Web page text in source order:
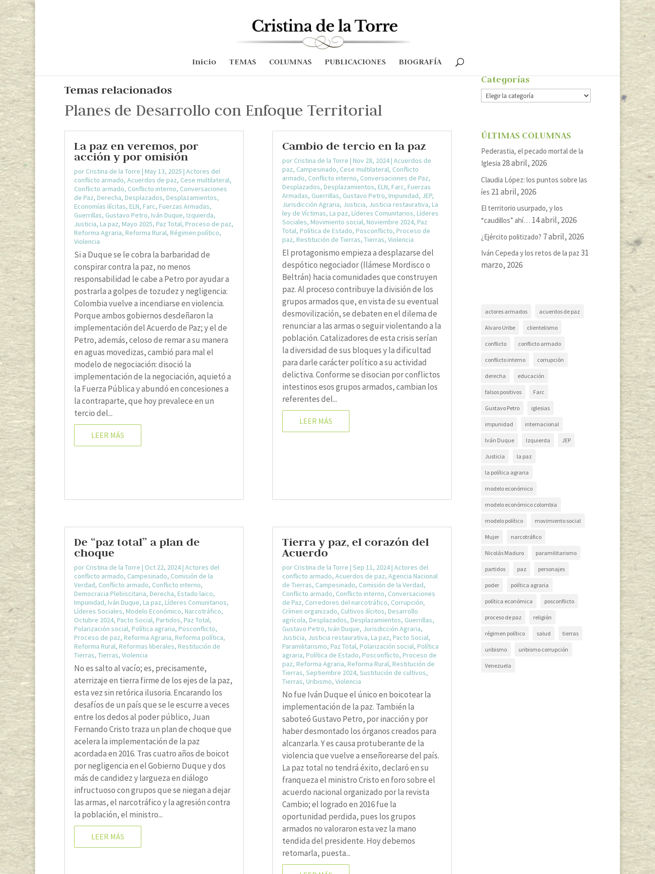
Inicio TEMAS COLUMNAS PUBLICACIONES BIOGRAFÍA
Temas relacionados
Planes de Desarrollo con Enfoque Territorial
La paz en veremos, por
acción y por omisión
por Cristina de la Torre | May 13, 2025 | Actores del
conflicto armado, Acuerdos de paz, Cese multilateral,
Conflicto armado, Conflicto interno, Conversaciones
de Paz, Derecha, Desplazados, Desplazamientos,
Economías ilícitas, ELN, Farc, Fuerzas Armadas,
Guerrillas, Gustavo Petro, Iván Duque, Izquierda,
Justicia, La paz, Mayo 2025, Paz Total, Proceso de paz,
Reforma Agraria, Reforma Rural, Régimen político,
Violencia
Si a Duque se le cobra la barbaridad de
conspirar contra la paz, no menos
responsabilidad le cabe a Petro por ayudar a
postrarla a golpes de tozudez y negligencia:
Colombia vuelve a incendiarse en violencia.
Porque ambos gobiernos desdeñaron la
implementación del Acuerdo de Paz; y el de
Petro, además, celoso de remar a su manera
en aguas movedizas, cambió para mal el
modelo de negociación: disoció la
implementación de la negociación, aquietó a
la Fuerza Pública y abundó en concesiones a
la contraparte, que hoy prevalece en un
tercio del...
LEER MÁS
De “paz total” a plan de
choque
por Cristina de la Torre | Oct 22, 2024| Actores del
conflicto armado, Campesinado, Comisión de la
Verdad, Conflicto armado, Conflicto interno,
Democracia Plebiscitaria, Derecha, Estado laico,
Impunidad, Iván Duque, La paz, Líderes Comunitarios,
Líderes Sociales, Modelo Económico, Narcotráfico,
Octubre 2024, Pacto Social, Partidos, Paz Total,
Polarización social, Política agraria, Posconflicto,
Proceso de paz, Reforma Agraria, Reforma política,
Reforma Rural, Reformas liberales, Restitución de
Tierras, Tierras, Violencia
No es salto al vacío; es, precisamente,
aterrizaje en tierra firme de los ejes de la paz,
esta vez sin retórica ilusoria. Encarando los
desafíos de un país que se le escurre a veces
entre los dedos al poder público, Juan
Fernando Cristo traza un plan de choque que
acelera la implementación de la paz
acordada en 2016. Tras cuatro años de boicot
por negligencia en el Gobierno Duque y dos
más de candidez y largueza en diálogo
infructuoso con grupos que se niegan a dejar
las armas, el narcotráfico y la agresión contra
la población, el ministro...
LEER MÁS
Cambio de tercio en la paz
por Cristina de la Torre |Nov 28, 2024|Acuerdos de
paz, Campesinado, Cese multilateral, Conflicto
armado, Conflicto interno, Conversaciones de Paz,
Desplazados,Desplazamientos,ELN,Farc,Fuerzas
Armadas, Guerrillas, Gustavo Petro,Impunidad, JEP,
Jurisdicción Agraria, Justicia, Justicia restaurativa,La
ley de Víctimas,La paz,Líderes Comunitarios,Líderes
Sociales,Movimiento social,Noviembre 2024,Paz
Total,Política de Estado,Posconflicto,Proceso de
paz,Restitución de Tierras,Tierras,Violencia
El protagonismo empieza a desplazarse del
despótico negociador (llámese Mordisco o
Beltrán) hacia comunidades que construyen
paz. Al proceso contribuye la división de los
grupos armados que, en vista de su eventual
desmovilización, se debaten en el dilema de
renunciar a las armas o seguir violentando a la
población. Catalizadores de esta crisis serían
la diversidad de sus bloques y la dificultad
para darle carácter político a su actividad
delictiva. Conforme se disocian por conflictos
intestinos esos grupos armados, cambian los
referentes del...
LEER MÁS
Tierra y paz, el corazón del
Acuerdo
por Cristina de la Torre |Sep 11, 2024|Actores del
conflicto armado,Acuerdos de paz,Agencia Nacional
de Tierras, Campesinado, Comisión de la Verdad,
Conflicto armado, Conflicto interno, Conversaciones
de Paz, Corredores del narcotráfico, Corrupción,
Crímen organizado, Cultivos ilícitos,Desarrollo
agrícola,Desplazados,Desplazamientos, Guerrillas,
Gustavo Petro,Iván Duque, Jurisdicción Agraria,
Justicia, Justicia restaurativa,La paz,Pacto Social,
Paramilitarismo,Paz Total,Polarización social,Política
agraria,Política de Estado,Posconflicto,Proceso de
paz,Reforma Agraria,Reforma Rural,Restitución de
Tierras,Septiembre 2024,Sustitución de cultivos,
Tierras,Uribismo,Violencia
No fue Iván Duque el único en boicotear la
implementación de la paz. También la
saboteó Gustavo Petro, por inacción y por
haber desmontado los órganos creados para
alcanzarla. Y es causa protuberante de la
violencia que vuelve a enseñorearse del país.
La paz total no tendrá éxito, declaró en su
franqueza el ministro Cristo en foro sobre el
acuerdo nacional organizado por la revista
Cambio; el logrado en 2016 fue la
oportunidad perdida, pues los grupos
armados no valoraron esta vez la mano
tendida del presidente. Hoy debemos
retomarla, puesta...
Categorías
Categorías
ÚLTIMAS COLUMNAS
Pederastia, el pecado mortal de la
Iglesia 28 abril, 2026
Claudia López: los puntos sobre las
íes 21 abril, 2026
El territorio usurpado, y los
“caudillos” ahí… 14 abril, 2026
¿Ejército politizado? 7 abril, 2026
Iván Cepeda y los retos de la paz 31
marzo, 2026
actores armados acuerdos de paz
Alvaro Uribe clientelismo
conflicto conflicto armado
conflicto interno corrupción
derecha educación
falsos positivos Farc
Gustavo Petro iglesias
impunidad internacional
Iván Duque Izquierda JEP
Justicia la paz
la política agraria
modelo económico
modelo económico colombia
modelo político movimiento social
Mujer narcotráfico
Nicolás Maduro paramilitarismo
partidos paz personajes
poder política agraria
política económica posconflicto
proceso de paz religión
régimen político salud tierras
uribismo uribismo corrupción
Venezuela